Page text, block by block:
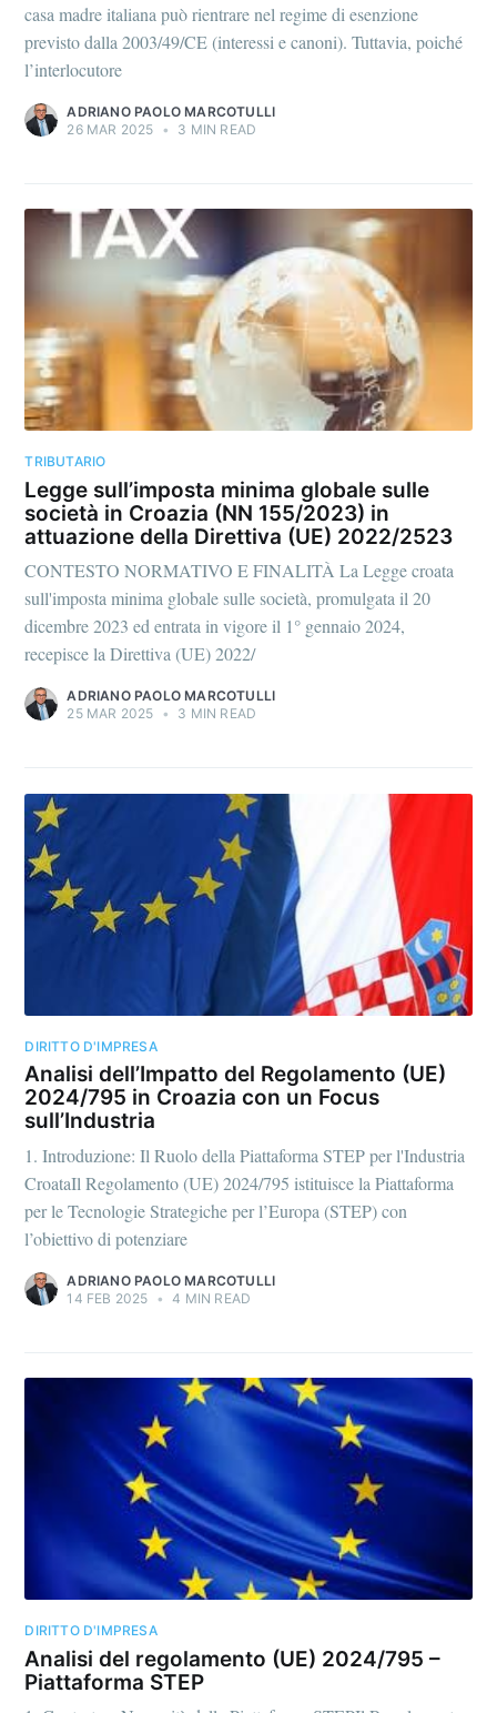
casa madre italiana può rientrare nel regime di esenzione
previsto dalla 2003/49/CE (interessi e canoni). Tuttavia, poiché
l’interlocutore
ADRIANO PAOLO MARCOTULLI
26 MAR 2025 • 3 MIN READ
TRIBUTARIO
Legge sull’imposta minima globale sulle
società in Croazia (NN 155/2023) in
attuazione della Direttiva (UE) 2022/2523
CONTESTO NORMATIVO E FINALITÀ La Legge croata
sull'imposta minima globale sulle società, promulgata il 20
dicembre 2023 ed entrata in vigore il 1° gennaio 2024,
recepisce la Direttiva (UE) 2022/
ADRIANO PAOLO MARCOTULLI
25 MAR 2025 • 3 MIN READ
DIRITTO D'IMPRESA
Analisi dell’Impatto del Regolamento (UE)
2024/795 in Croazia con un Focus
sull’Industria
1. Introduzione: Il Ruolo della Piattaforma STEP per l'Industria
CroataIl Regolamento (UE) 2024/795 istituisce la Piattaforma
per le Tecnologie Strategiche per l’Europa (STEP) con
l’obiettivo di potenziare
ADRIANO PAOLO MARCOTULLI
14 FEB 2025 • 4 MIN READ
DIRITTO D'IMPRESA
Analisi del regolamento (UE) 2024/795 –
Piattaforma STEP